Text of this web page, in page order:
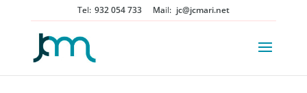
932 054 733 jc@jcmari.net